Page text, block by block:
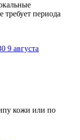
периода
9 августа
кожи или по